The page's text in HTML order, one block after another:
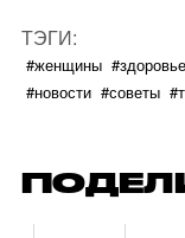
ТЭГИ:
#женщины #здоровье
#новости #советы